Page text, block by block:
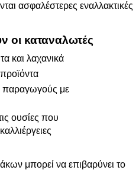
ασφαλέστερες εναλλακτικές
οι καταναλωτές
και λαχανικά
παραγωγούς με
ουσίες που
μπορεί να επιβαρύνει το